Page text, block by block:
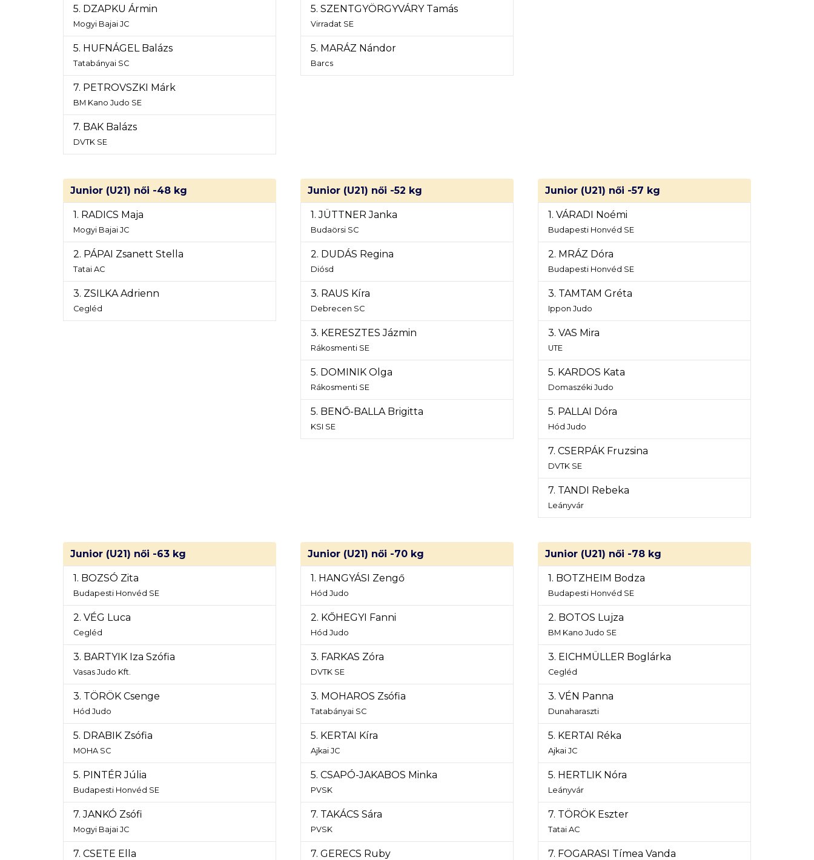
5. DZAPKU Ármin
Mogyi Bajai JC
5. HUFNÁGEL Balázs
Tatabányai SC
7. PETROVSZKI Márk
BM Kano Judo SE
7. BAK Balázs
DVTK SE
5. SZENTGYÖRGYVÁRY Tamás
Virradat SE
5. MARÁZ Nándor
Barcs
Junior (U21) női -48 kg
1. RADICS Maja
Mogyi Bajai JC
2. PÁPAI Zsanett Stella
Tatai AC
3. ZSILKA Adrienn
Cegléd
Junior (U21) női -52 kg
1. JÜTTNER Janka
Budaörsi SC
2. DUDÁS Regina
Diósd
3. RAUS Kíra
Debrecen SC
3. KERESZTES Jázmin
Rákosmenti SE
5. DOMINIK Olga
Rákosmenti SE
5. BENŐ-BALLA Brigitta
KSI SE
Junior (U21) női -57 kg
1. VÁRADI Noémi
Budapesti Honvéd SE
2. MRÁZ Dóra
Budapesti Honvéd SE
3. TAMTAM Gréta
Ippon Judo
3. VAS Mira
UTE
5. KARDOS Kata
Domaszéki Judo
5. PALLAI Dóra
Hód Judo
7. CSERPÁK Fruzsina
DVTK SE
7. TANDI Rebeka
Leányvár
Junior (U21) női -63 kg
1. BOZSÓ Zita
Budapesti Honvéd SE
2. VÉG Luca
Cegléd
3. BARTYIK Iza Szófia
Vasas Judo Kft.
3. TÖRÖK Csenge
Hód Judo
5. DRABIK Zsófia
MOHA SC
5. PINTÉR Júlia
Budapesti Honvéd SE
7. JANKÓ Zsófi
Mogyi Bajai JC
7. CSETE Ella
Junior (U21) női -70 kg
1. HANGYÁSI Zengő
Hód Judo
2. KŐHEGYI Fanni
Hód Judo
3. FARKAS Zóra
DVTK SE
3. MOHAROS Zsófia
Tatabányai SC
5. KERTAI Kíra
Ajkai JC
5. CSAPÓ-JAKABOS Minka
PVSK
7. TAKÁCS Sára
PVSK
7. GERECS Ruby
Junior (U21) női -78 kg
1. BOTZHEIM Bodza
Budapesti Honvéd SE
2. BOTOS Lujza
BM Kano Judo SE
3. EICHMÜLLER Boglárka
Cegléd
3. VÉN Panna
Dunaharaszti
5. KERTAI Réka
Ajkai JC
5. HERTLIK Nóra
Leányvár
7. TÖRÖK Eszter
Tatai AC
7. FOGARASI Tímea Vanda